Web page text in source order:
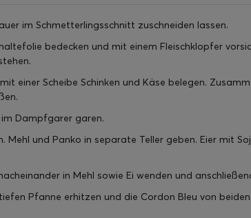
im Schmetterlingsschnitt zuschneiden lassen.
bedecken und mit einem Fleischklopfer
einer Scheibe Schinken und Käse belegen.
Dampfgarer garen.
Mehl und Panko in separate Teller geben. Eier mit
in Mehl sowie Ei wenden und
Pfanne erhitzen und die Cordon Bleu von